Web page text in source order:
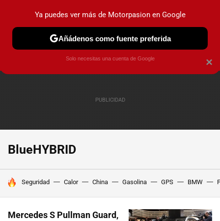
PRUEBAS COCHES ELÉCTRICOS OBSERVATORIO
BlueHYBRID
HOY SE HABLA DE
Seguridad Calor China Gasolina GPS BMW
Mercedes S Pullman Guard,
×
Ya puedes ver más de Motorpasion en Google
Añádenos como fuente preferida
Solo necesitas una cuenta de Google